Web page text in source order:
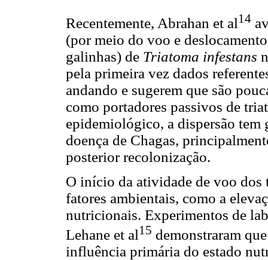
Recentemente, Abrahan et al14
(por meio do voo e
galinhas) de Triatoma infestans
pela primeira vez dados
andando e sugerem que são
como portadores passivos de
epidemiológico, a dispersão tem
doença de Chagas,
posterior recolonização.
O início da atividade de voo
fatores ambientais, como a
nutricionais. Experimentos de
Lehane et al15 demonstraram
influência primária do estado